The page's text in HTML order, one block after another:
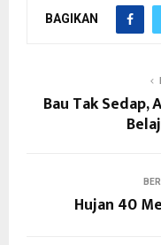
BAGIKAN
Bau Tak Sedap,
Hujan 40